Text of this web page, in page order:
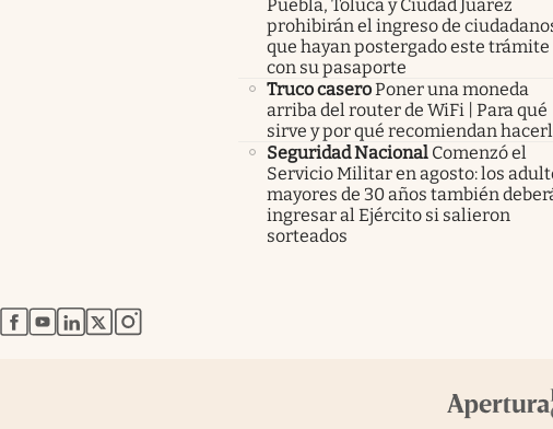
Puebla, Toluca y Ciudad Juárez
prohibirán el ingreso de
que hayan postergado este trámite
con su pasaporte
Truco caseroPoner una moneda
arriba del router de WiFi | Para qué
sirve y por qué recomiendan
Seguridad Nacional Comenzó el
Servicio Militar en agosto: los
mayores de 30 años también
ingresar al Ejército si salieron
sorteados
abre en nueva pestaña
abre en nueva pestaña
abre en nueva pestaña
abre en nueva pestaña
abre en nueva pestaña